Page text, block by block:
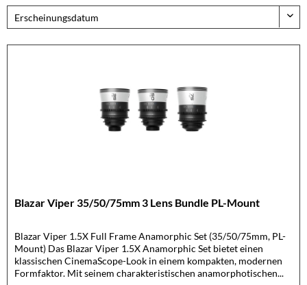
Blazar Viper 35/50/75mm 3 Lens Bundle PL-Mount
Blazar Viper 1.5X Full Frame Anamorphic Set (35/50/75mm, PL-
Mount) Das Blazar Viper 1.5X Anamorphic Set bietet einen
klassischen CinemaScope-Look in einem kompakten, modernen
Formfaktor. Mit seinem charakteristischen anamorphotischen...